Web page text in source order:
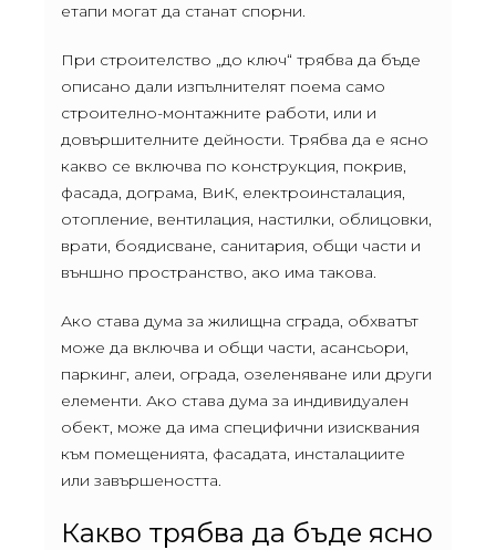
етапи могат да станат спорни.
При строителство „до ключ“ трябва да бъде
описано дали изпълнителят поема само
строително-монтажните работи, или и
довършителните дейности. Трябва да е ясно
какво се включва по конструкция, покрив,
фасада, дограма, ВиК, електроинсталация,
отопление, вентилация, настилки, облицовки,
врати, боядисване, санитария, общи части и
външно пространство, ако има такова.
Ако става дума за жилищна сграда, обхватът
може да включва и общи части, асансьори,
паркинг, алеи, ограда, озеленяване или други
елементи. Ако става дума за индивидуален
обект, може да има специфични изисквания
към помещенията, фасадата, инсталациите
или завършеността.
Какво трябва да бъде ясно